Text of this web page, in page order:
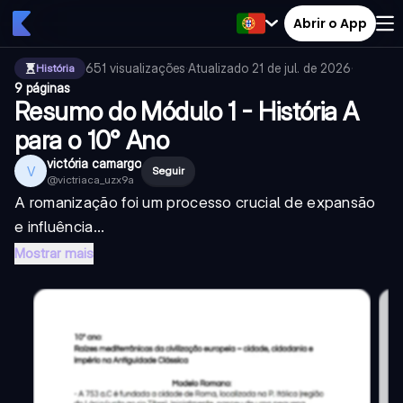
Abrir o App
História 651 visualizações·Atualizado 21 de jul. de 2026·
9 páginas
Resumo do Módulo 1 - História A
para o 10° Ano
V victória camargo
@victriaca_uzx9a
Seguir
A romanização foi um processo crucial de expansão
e influência...
Mostrar mais